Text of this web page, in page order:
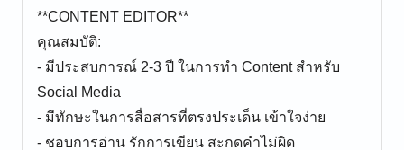
**CONTENT EDITOR**
คุณสมบัติ:
- มีประสบการณ์ 2-3 ปี ในการทำ Content สำหรับ
Social Media
- มีทักษะในการสื่อสารที่ตรงประเด็น เข้าใจง่าย
- ชอบการอ่าน รักการเขียน สะกดคำไม่ผิด